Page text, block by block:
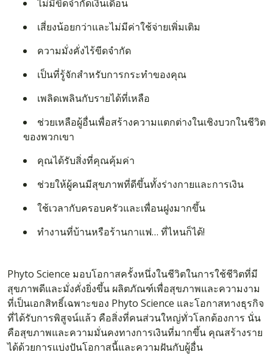
ไม่มีขีดจำกัดเงินเดือน
เสี่ยงน้อยกว่าและไม่มีค่าใช้จ่ายเพิ่มเติม
ความมั่งคั่งไร้ขีดจำกัด
เป็นที่รู้จักสำหรับการกระทำของคุณ
เพลิดเพลินกับรายได้ที่เหลือ
ช่วยเหลือผู้อื่นเพื่อสร้างความแตกต่างในเชิงบวกในชีวิต
ของพวกเขา
คุณได้รับสิ่งที่คุณคุ้มค่า
ช่วยให้ผู้คนมีสุขภาพที่ดีขึ้นทั้งร่างกายและการเงิน
ใช้เวลากับครอบครัวและเพื่อนฝูงมากขึ้น
ทำงานที่บ้านหรือร้านกาแฟ… ที่ไหนก็ได้!
Phyto Science มอบโอกาสครั้งหนึ่งในชีวิตในการใช้ชีวิตที่มี
สุขภาพดีและมั่งคั่งยิ่งขึ้น ผลิตภัณฑ์เพื่อสุขภาพและความงาม
ที่เป็นเอกสิทธิ์เฉพาะของ Phyto Science และโอกาสทางธุรกิจ
ที่ได้รับการพิสูจน์แล้ว คือสิ่งที่คนส่วนใหญ่ทั่วโลกต้องการ นั่น
คือสุขภาพและความมั่นคงทางการเงินที่มากขึ้น คุณสร้างราย
ได้ด้วยการแบ่งปันโอกาสนี้และความฝันกับผู้อื่น